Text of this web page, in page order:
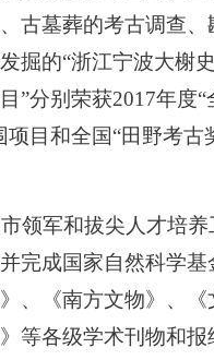
古墓葬的考古调查、
掘的“浙江宁波大榭
”分别荣获2017年度
项目和全国“田野考古
领军和拔尖人才培
完成国家自然科学基
、《南方文物》、《
》等各级学术刊物和